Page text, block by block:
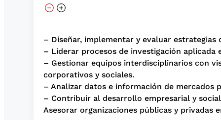
– Diseñar, implementar y evaluar
– Liderar procesos de investigación
– Gestionar equipos interdisciplinarios con
corporativos y sociales.
– Analizar datos e información de
– Contribuir al desarrollo empresarial y
Asesorar organizaciones públicas y